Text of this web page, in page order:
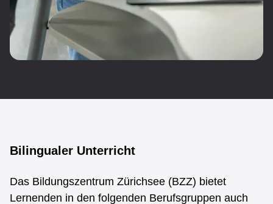
Bilingualer Unterricht
Das Bildungszentrum Zürichsee (BZZ) bietet
Lernenden in den folgenden Berufsgruppen auch